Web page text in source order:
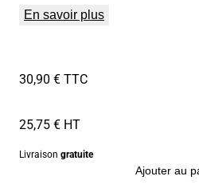
En savoir plus
30,90 € TTC
25,75 € HT
Livraison gratuite
Ajouter au